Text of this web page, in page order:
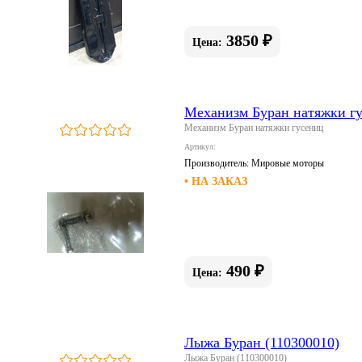
Цена: 3850 ₽
Механизм Буран натяжки
Механизм Буран натяжки гусениц
Артикул:
Производитель: Мировые моторы
• НА ЗАКАЗ
Цена: 490 ₽
Лыжа Буран (110300010)
Лыжа Буран (110300010)